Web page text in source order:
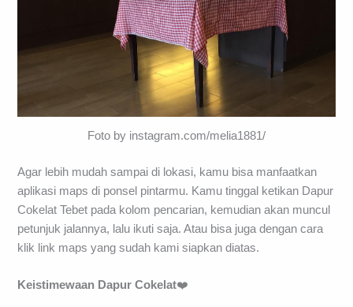
Foto by instagram.com/melia1881/
Agar lebih mudah sampai di lokasi, kamu bisa manfaatkan
aplikasi maps di ponsel pintarmu. Kamu tinggal ketikan Dapur
Cokelat Tebet pada kolom pencarian, kemudian akan muncul
petunjuk jalannya, lalu ikuti saja. Atau bisa juga dengan cara
klik link maps yang sudah kami siapkan diatas.
Keistimewaan Dapur Cokelat❤️